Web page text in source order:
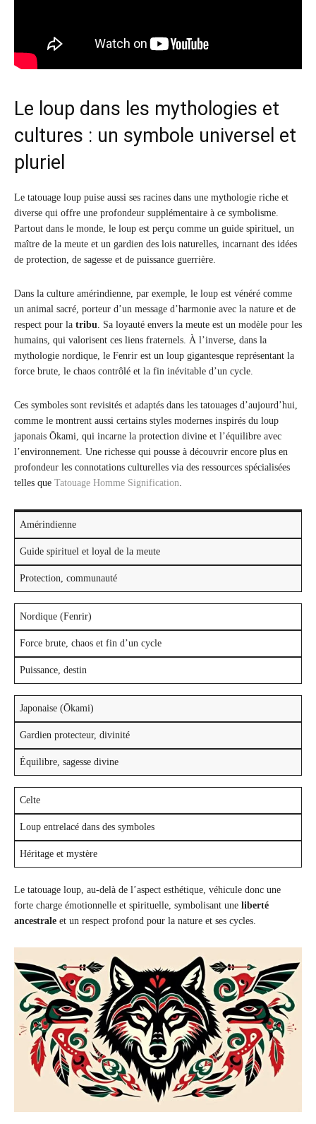
Le loup dans les mythologies et
cultures : un symbole universel et
pluriel
Le tatouage loup puise aussi ses racines dans une mythologie riche et
diverse qui offre une profondeur supplémentaire à ce symbolisme.
Partout dans le monde, le loup est perçu comme un guide spirituel, un
maître de la meute et un gardien des lois naturelles, incarnant des idées
de protection, de sagesse et de puissance guerrière.
Dans la culture amérindienne, par exemple, le loup est vénéré comme
un animal sacré, porteur d’un message d’harmonie avec la nature et de
respect pour la tribu . Sa loyauté envers la meute est un modèle pour les
humains, qui valorisent ces liens fraternels. À l’inverse, dans la
mythologie nordique, le Fenrir est un loup gigantesque représentant la
force brute, le chaos contrôlé et la fin inévitable d’un cycle.
Ces symboles sont revisités et adaptés dans les tatouages d’aujourd’hui,
comme le montrent aussi certains styles modernes inspirés du loup
japonais Ōkami, qui incarne la protection divine et l’équilibre avec
l’environnement. Une richesse qui pousse à découvrir encore plus en
profondeur les connotations culturelles via des ressources spécialisées
telles que Tatouage Homme Signification
Amérindienne
Guide spirituel et loyal de la meute
Protection, communauté
Nordique (Fenrir)
Force brute, chaos et fin d’un cycle
Puissance, destin
Japonaise (Ōkami)
Gardien protecteur, divinité
Équilibre, sagesse divine
Celte
Loup entrelacé dans des symboles
Héritage et mystère
Le tatouage loup, au-delà de l’aspect esthétique, véhicule donc une
forte charge émotionnelle et spirituelle, symbolisant une liberté
ancestrale et un respect profond pour la nature et ses cycles.